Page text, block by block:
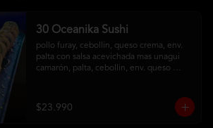
30 Oceanika Sushi
pollo furay, cebollin, queso crema, env.
palta con salsa acevichada mas unagui
camarón, palta, cebollin, env. queso
con salsa maracuya
$23.990